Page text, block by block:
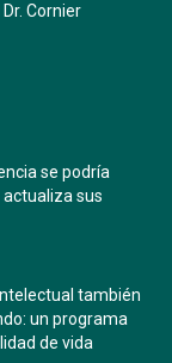
Cornier
se podría
actualiza sus
también
un programa
de vida